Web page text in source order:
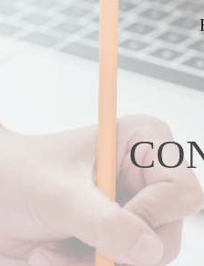
Skip to main content